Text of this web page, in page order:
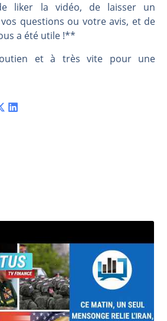
liker la vidéo, de laisser un
questions ou votre avis, et de
a été utile !**
et à très vite pour une